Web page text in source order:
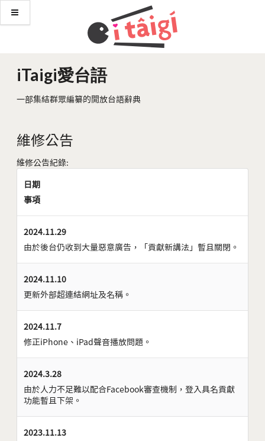
iTaigi愛台語
一部集結群眾編纂的開放台語辭典
維修公告
維修公告紀錄:
日期
事項
2024.11.29
由於後台仍收到大量惡意廣告，「貢獻新講法」暫且關閉。
2024.11.10
更新外部超連結網址及名稱。
2024.11.7
修正iPhone、iPad聲音播放問題。
2024.3.28
由於人力不足難以配合Facebook審查機制，登入具名貢獻
功能暫且下架。
2023.11.13